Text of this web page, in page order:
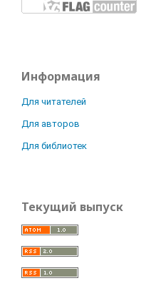
Информация
Для читателей
Для авторов
Для библиотек
Текущий выпуск